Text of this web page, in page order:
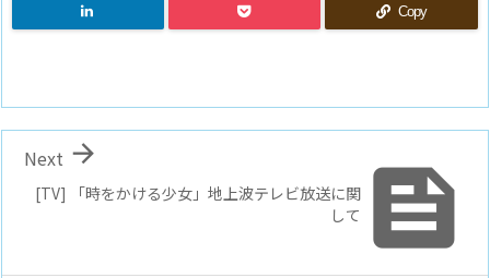
Copy

[TV] 「時をかける少女」地上波テレビ放送に関
して

Next